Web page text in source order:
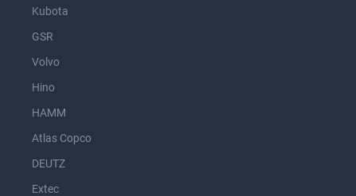
Kubota
GSR
Volvo
Hino
HAMM
Atlas Copco
DEUTZ
Extec